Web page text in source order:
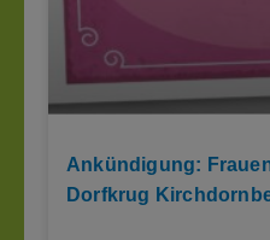
Ankündigung:
Dorfkrug